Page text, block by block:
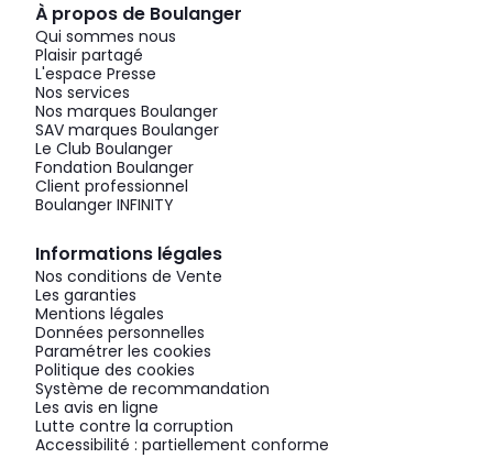
À propos de Boulanger
Qui sommes nous
Plaisir partagé
L'espace Presse
Nos services
Nos marques Boulanger
SAV marques Boulanger
Le Club Boulanger
Fondation Boulanger
Client professionnel
Boulanger INFINITY
Informations légales
Nos conditions de Vente
Les garanties
Mentions légales
Données personnelles
Paramétrer les cookies
Politique des cookies
Système de recommandation
Les avis en ligne
Lutte contre la corruption
Accessibilité : partiellement conforme